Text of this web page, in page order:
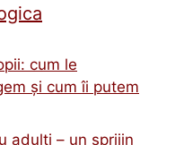
cum le
și cum îi putem
adulți – un sprijin